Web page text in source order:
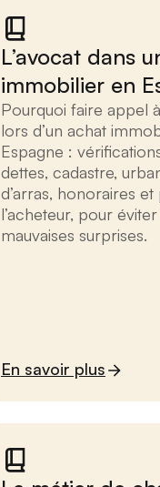
L’avocat dans
immobilier en
Pourquoi faire appel
lors d’un achat
Espagne :
dettes, cadastre,
d’arras, honoraires
l’acheteur, pour
mauvaises surprises.
En savoir plus